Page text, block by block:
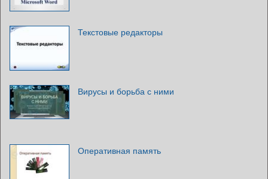
Текстовые редакторы
Вирусы и борьба с ними
Оперативная память